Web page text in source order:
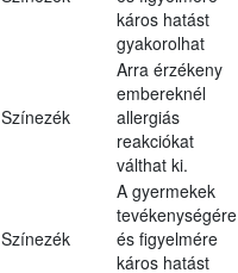
káros hatást
gyakorolhat
Színezék
Arra érzékeny
embereknél
allergiás
reakciókat
válthat ki.
Színezék
A gyermekek
tevékenységére
és figyelmére
káros hatást